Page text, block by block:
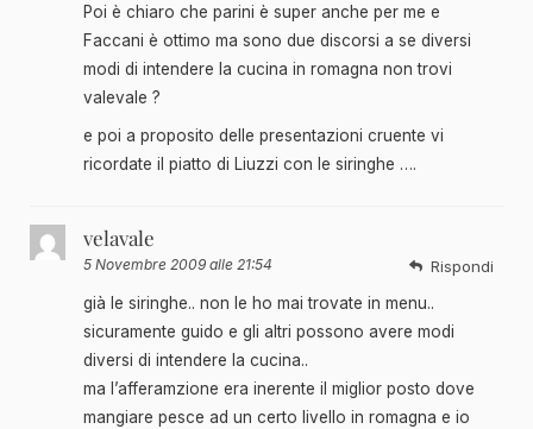
Poi è chiaro che parini è super anche per me e
Faccani è ottimo ma sono due discorsi a se diversi
modi di intendere la cucina in romagna non trovi
valevale ?
e poi a proposito delle presentazioni cruente vi
ricordate il piatto di Liuzzi con le siringhe ….
velavale
5 Novembre 2009 alle 21:54
già le siringhe.. non le ho mai trovate in menu..
sicuramente guido e gli altri possono avere modi
diversi di intendere la cucina..
ma l’afferamzione era inerente il miglior posto dove
mangiare pesce ad un certo livello in romagna e io
Rispondi